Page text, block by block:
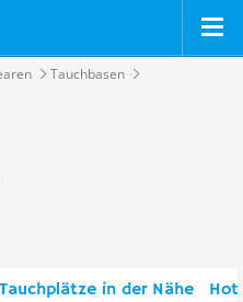
Tauchbasen
Tauchplätze in der Nähe